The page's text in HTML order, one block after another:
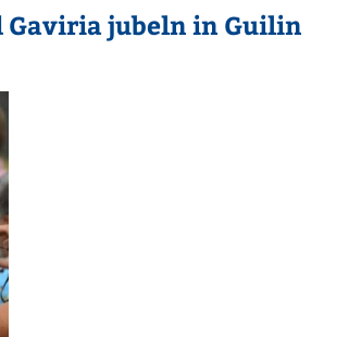
Gaviria jubeln in Guilin